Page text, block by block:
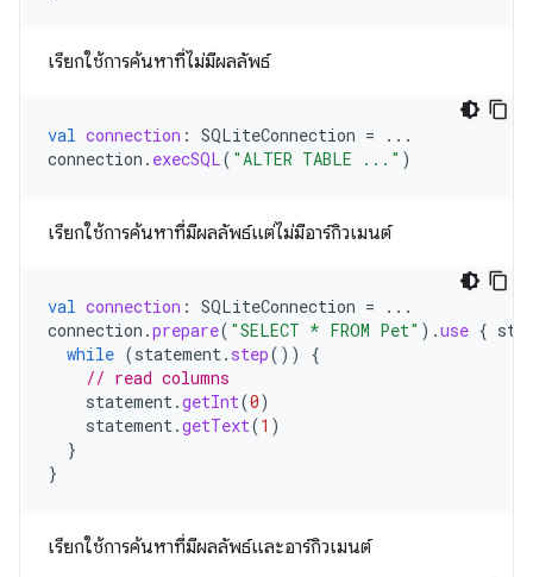
เรียกใช้การค้นหาที่ไม่มีผลลัพธ์
val connection : SQLiteConnection =
...
connection . execSQL( "ALTER TABLE ..." )
เรียกใช้การค้นหาที่มีผลลัพธ์แต่ไม่มีอาร์กิวเมนต์
val connection : SQLiteConnection =
...
connection .prepare( "SELECT * FROM Pet" ).use {
while (statement. step())
{
// read columns
statement.getInt(0)
statement.getText(1 )
}
}
เรียกใช้การค้นหาที่มีผลลัพธ์และอาร์กิวเมนต์